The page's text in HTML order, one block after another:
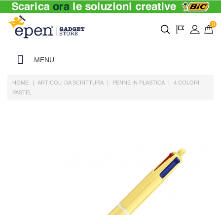
0
MENU
HOME ARTICOLI DA SCRITTURA PENNE IN PLASTICA
4 COLORI
PASTEL